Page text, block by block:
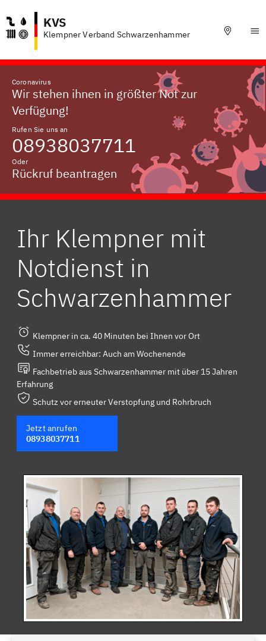
KVS
Klempner Verband Schwarzenhammer
Coronavirus
Wir stehen ihnen in größter Not zur
Verfügung!
Rufen Sie uns an
08938037711
Oder
Rückruf beantragen
Ihr Klempner mit
Notdienst in
Schwarzenhammer
Klempner in ca. 40 Minuten bei Ihnen vor Ort
Immer erreichbar: Auch am Wochenende
Fachbetrieb aus Schwarzenhammer mit über 15 Jahren
Erfahrung
Schutz vor erneuter Verstopfung und Rohrbruch
Jetzt anrufen
08938037711